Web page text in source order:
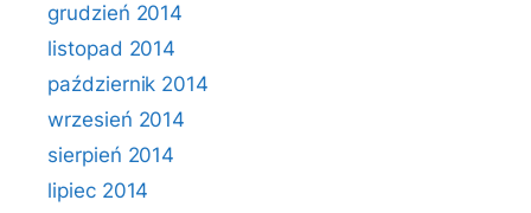
grudzień 2014
listopad 2014
październik 2014
wrzesień 2014
sierpień 2014
lipiec 2014